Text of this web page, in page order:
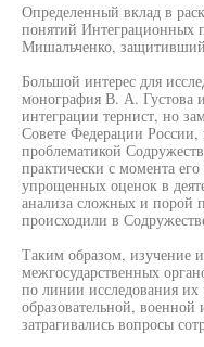
Определенный вклад в
понятий
Мишальченко, защитивший
Большой интерес для
монография В. А.
интеграции тернист, но
Совете Федерации России,
проблематикой
практически с момента
упрощенных оценок в
анализа сложных и порой
происходили в
Таким образом, изучение
межгосударственных
по линии исследования их
образовательной, военной
затрагивались вопросы